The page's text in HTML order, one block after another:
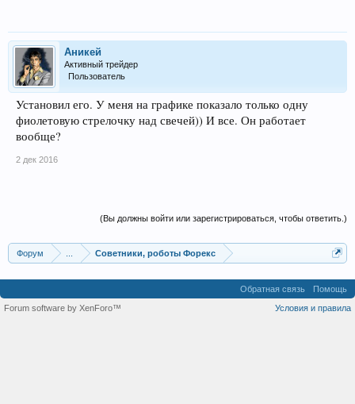
Аникей
Активный трейдер
Пользователь
Установил его. У меня на графике показало только одну
фиолетовую стрелочку над свечей)) И все. Он работает
вообще?
2 дек 2016
(Вы должны войти или зарегистрироваться, чтобы ответить.)
Форум Советники, роботы Форекс
Обратная связь
Помощь
Условия и правила
Forum software by XenForo™